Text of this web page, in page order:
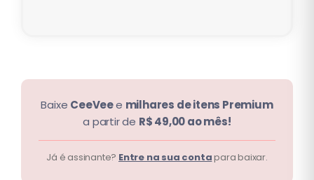
Baixe CeeVeee milhares de itens Premium
a partir de R$ 49,00 ao mês!
Já é assinante? Entre na sua contapara baixar.